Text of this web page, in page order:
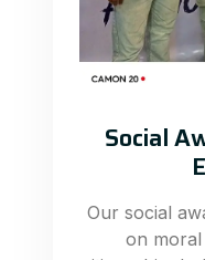
Social
Our social
on moral